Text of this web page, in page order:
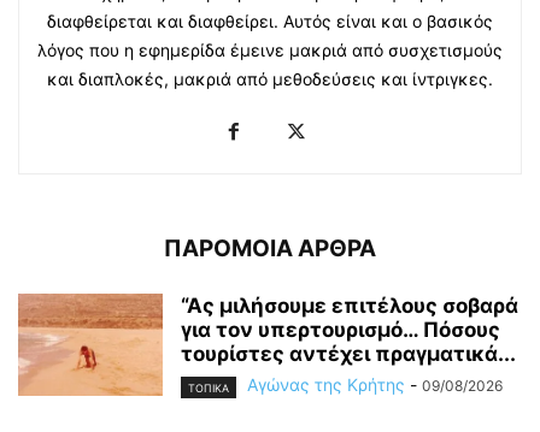
διαφθείρεται και διαφθείρει. Αυτός είναι και ο βασικός
λόγος που η εφημερίδα έμεινε μακριά από συσχετισμούς
και διαπλοκές, μακριά από μεθοδεύσεις και ίντριγκες.
ΠΑΡΟΜΟΙΑ ΑΡΘΡΑ
“Ας μιλήσουμε επιτέλους σοβαρά
για τον υπερτουρισμό… Πόσους
τουρίστες αντέχει πραγματικά...
ΤΟΠΙΚΑ Αγώνας της Κρήτης - 09/08/2026